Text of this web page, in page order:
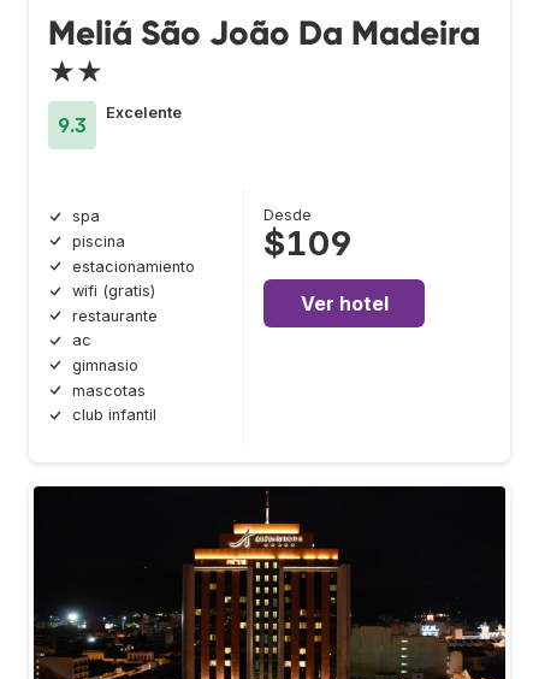
Meliá São João Da Madeira
★★
9.3
Excelente
spa
piscina
estacionamiento
wifi (gratis)
restaurante
ac
gimnasio
mascotas
club infantil
Desde
$109
Ver hotel